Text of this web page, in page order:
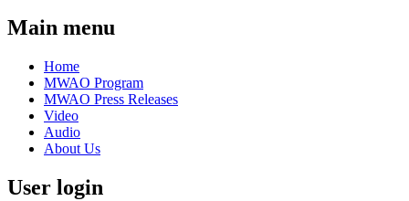
Main menu
Home
MWAO Program
MWAO Press Releases
Video
Audio
About Us
User login